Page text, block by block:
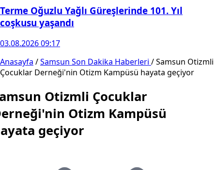
Terme Oğuzlu Yağlı Güreşlerinde 101. Yıl
coşkusu yaşandı
03.08.2026 09:17
Anasayfa /Samsun Son Dakika Haberleri /Samsun Otizmli
Çocuklar Derneği'nin Otizm Kampüsü hayata geçiyor
Otizmli Çocuklar
Otizm Kampüsü
geçiyor